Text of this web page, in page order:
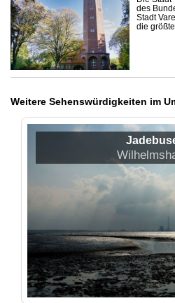
des
Stadt
die
Weitere Sehenswürdigkeiten im